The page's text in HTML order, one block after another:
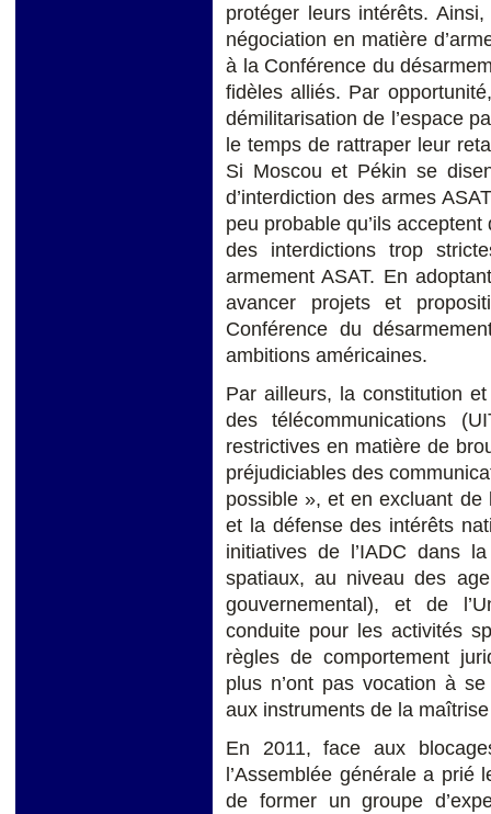
protéger leurs intérêts.
négociation en matière
à la Conférence du
fidèles alliés. Par
démilitarisation de l’espace
le temps de rattraper leur
Si Moscou et Pékin se
d’interdiction des armes
peu probable qu’ils
des interdictions trop
armement ASAT. En
avancer projets et
Conférence du
ambitions américaines.
Par ailleurs, la constitution
des télécommunications
restrictives en matière de
préjudiciables des
possible », et en excluant de
et la défense des intérêts
initiatives de l’IADC dans
spatiaux, au niveau des
gouvernemental), et de
conduite pour les activités
règles de comportement
plus n’ont pas vocation à
aux instruments de la
En 2011, face aux
l’Assemblée générale a prié
de former un groupe